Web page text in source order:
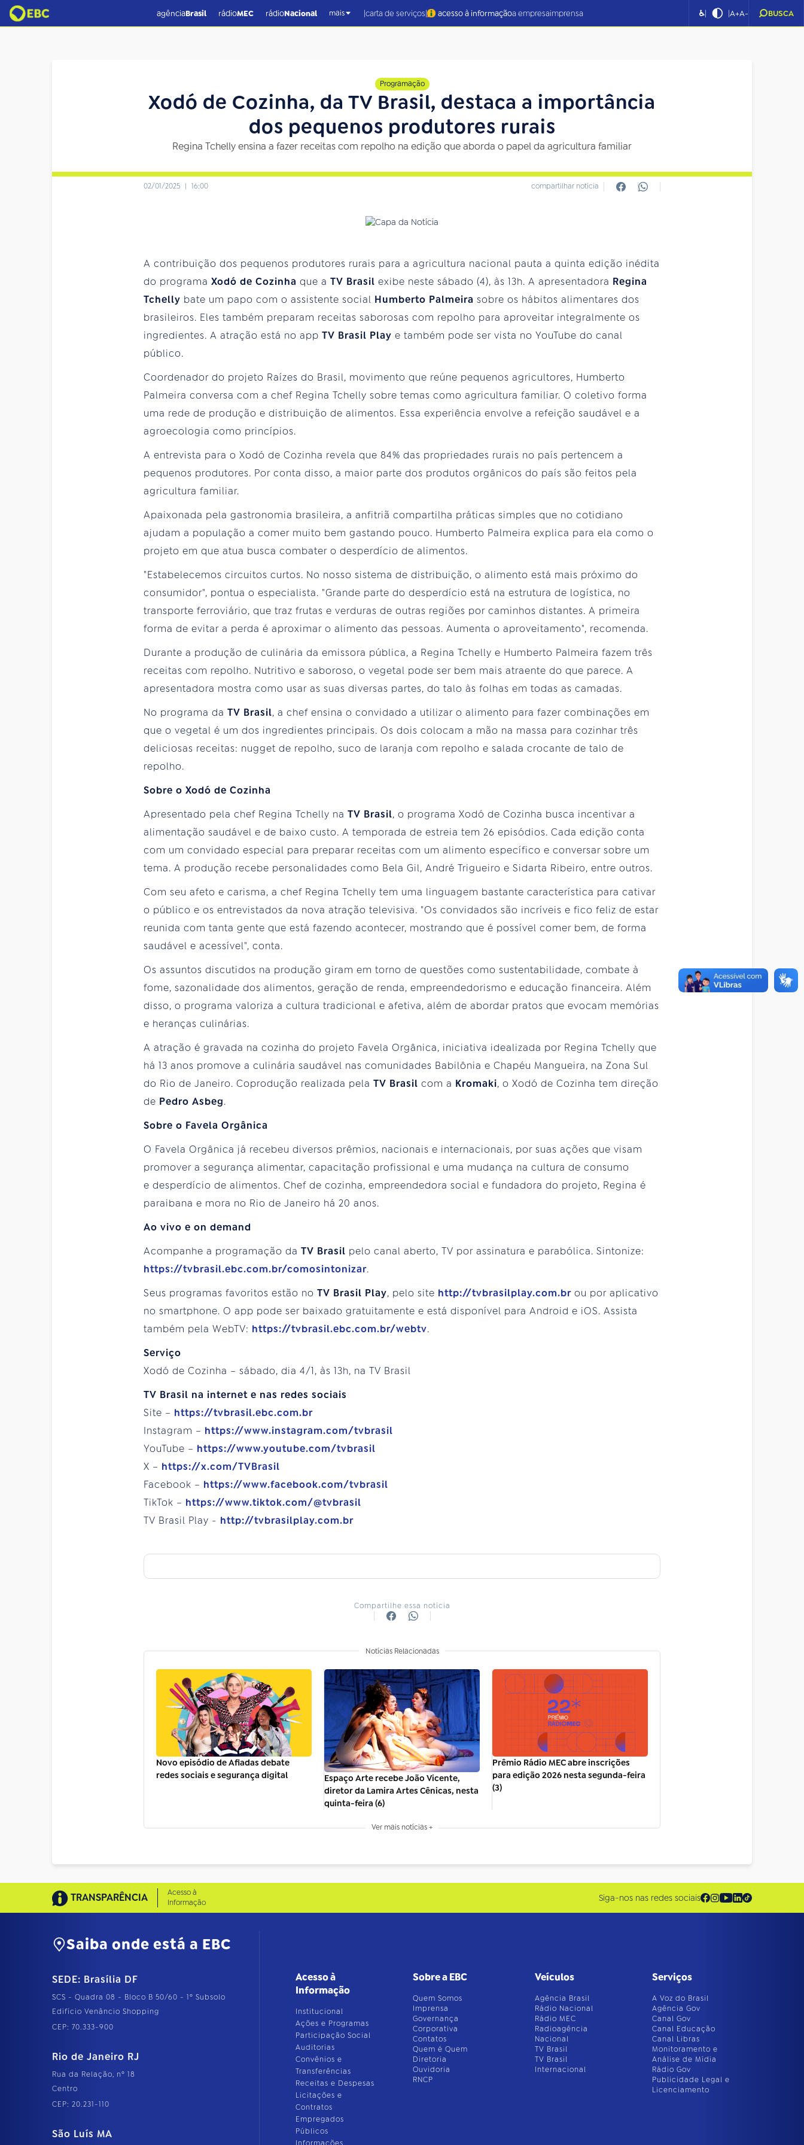
agênciaBrasil rádioMEC rádioNacional mais |carta de serviços| acesso à informaçãoa empresaimprensa ♿| |A+A- BUSCA
Programação
Xodó de Cozinha, da TV Brasil, destaca a importância
dos pequenos produtores rurais
Regina Tchelly ensina a fazer receitas com repolho na edição que aborda o papel da agricultura familiar
02/01/2025 | 16:00 compartilhar notícia
A contribuição dos pequenos produtores rurais para a agricultura nacional pauta a quinta edição inédita
do programa Xodó de Cozinha que a TV Brasil exibe neste sábado (4), às 13h. A apresentadora Regina
Tchelly bate um papo com o assistente social Humberto Palmeira sobre os hábitos alimentares dos
brasileiros. Eles também preparam receitas saborosas com repolho para aproveitar integralmente os
ingredientes. A atração está no app TV Brasil Play e também pode ser vista no YouTube do canal
público.
Coordenador do projeto Raízes do Brasil, movimento que reúne pequenos agricultores, Humberto
Palmeira conversa com a chef Regina Tchelly sobre temas como agricultura familiar. O coletivo forma
uma rede de produção e distribuição de alimentos. Essa experiência envolve a refeição saudável e a
agroecologia como princípios.
A entrevista para o Xodó de Cozinha revela que 84% das propriedades rurais no país pertencem a
pequenos produtores. Por conta disso, a maior parte dos produtos orgânicos do país são feitos pela
agricultura familiar.
Apaixonada pela gastronomia brasileira, a anfitriã compartilha práticas simples que no cotidiano
ajudam a população a comer muito bem gastando pouco. Humberto Palmeira explica para ela como o
projeto em que atua busca combater o desperdício de alimentos.
"Estabelecemos circuitos curtos. No nosso sistema de distribuição, o alimento está mais próximo do
consumidor", pontua o especialista. "Grande parte do desperdício está na estrutura de logística, no
transporte ferroviário, que traz frutas e verduras de outras regiões por caminhos distantes. A primeira
forma de evitar a perda é aproximar o alimento das pessoas. Aumenta o aproveitamento", recomenda.
Durante a produção de culinária da emissora pública, a Regina Tchelly e Humberto Palmeira fazem três
receitas com repolho. Nutritivo e saboroso, o vegetal pode ser bem mais atraente do que parece. A
apresentadora mostra como usar as suas diversas partes, do talo às folhas em todas as camadas.
No programa da TV Brasil, a chef ensina o convidado a utilizar o alimento para fazer combinações em
que o vegetal é um dos ingredientes principais. Os dois colocam a mão na massa para cozinhar três
deliciosas receitas: nugget de repolho, suco de laranja com repolho e salada crocante de talo de
repolho.
Sobre o Xodó de Cozinha
Apresentado pela chef Regina Tchelly na TV Brasil, o programa Xodó de Cozinha busca incentivar a
alimentação saudável e de baixo custo. A temporada de estreia tem 26 episódios. Cada edição conta
com um convidado especial para preparar receitas com um alimento específico e conversar sobre um
tema. A produção recebe personalidades como Bela Gil, André Trigueiro e Sidarta Ribeiro, entre outros.
Com seu afeto e carisma, a chef Regina Tchelly tem uma linguagem bastante característica para cativar
o público e os entrevistados da nova atração televisiva. "Os convidados são incríveis e fico feliz de estar
reunida com tanta gente que está fazendo acontecer, mostrando que é possível comer bem, de forma
saudável e acessível", conta.
Os assuntos discutidos na produção giram em torno de questões como sustentabilidade, combate à
fome, sazonalidade dos alimentos, geração de renda, empreendedorismo e educação financeira. Além
disso, o programa valoriza a cultura tradicional e afetiva, além de abordar pratos que evocam memórias
e heranças culinárias.
A atração é gravada na cozinha do projeto Favela Orgânica, iniciativa idealizada por Regina Tchelly que
há 13 anos promove a culinária saudável nas comunidades Babilônia e Chapéu Mangueira, na Zona Sul
do Rio de Janeiro. Coprodução realizada pela TV Brasil com a Kromaki, o Xodó de Cozinha tem direção
de Pedro Asbeg.
Sobre o Favela Orgânica
O Favela Orgânica já recebeu diversos prêmios, nacionais e internacionais, por suas ações que visam
promover a segurança alimentar, capacitação profissional e uma mudança na cultura de consumo
e desperdício de alimentos. Chef de cozinha, empreendedora social e fundadora do projeto, Regina é
paraibana e mora no Rio de Janeiro há 20 anos.
Ao vivo e on demand
Acompanhe a programação da TV Brasil pelo canal aberto, TV por assinatura e parabólica. Sintonize:
https://tvbrasil.ebc.com.br/comosintonizar.
Seus programas favoritos estão no TV Brasil Play, pelo site http://tvbrasilplay.com.br ou por aplicativo
no smartphone. O app pode ser baixado gratuitamente e está disponível para Android e iOS. Assista
também pela WebTV: https://tvbrasil.ebc.com.br/webtv.
Serviço
Xodó de Cozinha – sábado, dia 4/1, às 13h, na TV Brasil
TV Brasil na internet e nas redes sociais
Site – https://tvbrasil.ebc.com.br
Instagram – https://www.instagram.com/tvbrasil
YouTube – https://www.youtube.com/tvbrasil
X – https://x.com/TVBrasil
Facebook – https://www.facebook.com/tvbrasil
TikTok – https://www.tiktok.com/@tvbrasil
TV Brasil Play - http://tvbrasilplay.com.br
Compartilhe essa notícia
Notícias Relacionadas
Novo episódio de Afiadas debate
redes sociais e segurança digital
Espaço Arte recebe João Vicente,
diretor da Lamira Artes Cênicas, nesta
quinta-feira (6)
Prêmio Rádio MEC abre inscrições
para edição 2026 nesta segunda-feira
(3)
Ver mais notícias +
TRANSPARÊNCIA
Acesso à
Informação
Siga-nos nas redes sociais
Saiba onde está a EBC
SEDE: Brasília DF
SCS - Quadra 08 - Bloco B 50/60 - 1º Subsolo
Edifício Venâncio Shopping
CEP: 70.333-900
Rio de Janeiro RJ
Rua da Relação, nº 18
Centro
CEP: 20.231-110
São Luís MA
Acesso à
Informação
Institucional
Ações e Programas
Participação Social
Auditorias
Convênios e
Transferências
Receitas e Despesas
Licitações e
Contratos
Empregados
Públicos
Sobre a EBC
Quem Somos
Imprensa
Governança
Corporativa
Contatos
Quem é Quem
Diretoria
Ouvidoria
RNCP
Veículos
Agência Brasil
Rádio Nacional
Rádio MEC
Radioagência
Nacional
TV Brasil
TV Brasil
Internacional
Serviços
A Voz do Brasil
Agência Gov
Canal Gov
Canal Educação
Canal Libras
Monitoramento e
Análise de Mídia
Rádio Gov
Publicidade Legal e
Licenciamento